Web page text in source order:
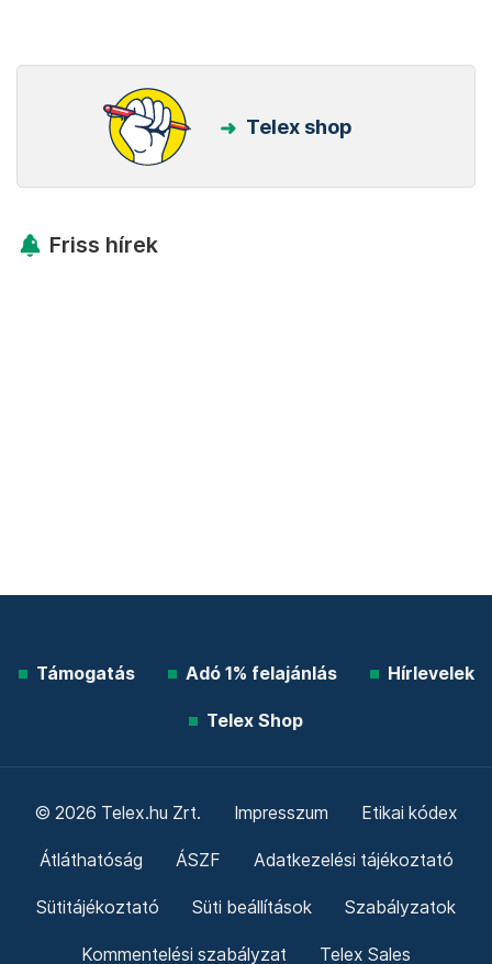
Telex shop
Friss hírek
Támogatás Adó 1% felajánlás Hírlevelek
Telex Shop
© 2026 Telex.hu Zrt. Impresszum Etikai kódex
Átláthatóság ÁSZF Adatkezelési tájékoztató
Sütitájékoztató Süti beállítások Szabályzatok
Kommentelési szabályzat Telex Sales